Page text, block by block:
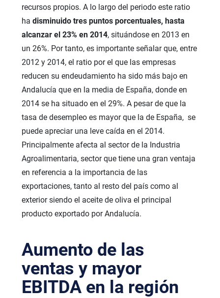
recursos propios. A lo largo del periodo este ratio
ha disminuido tres puntos porcentuales, hasta
alcanzar el 23% en 2014, situándose en 2013 en
un 26%. Por tanto, es importante señalar que, entre
2012 y 2014, el ratio por el que las empresas
reducen su endeudamiento ha sido más bajo en
Andalucía que en la media de España, donde en
2014 se ha situado en el 29%. A pesar de que la
tasa de desempleo es mayor que la de España, se
puede apreciar una leve caída en el 2014.
Principalmente afecta al sector de la Industria
Agroalimentaria, sector que tiene una gran ventaja
en referencia a la importancia de las
exportaciones, tanto al resto del país como al
exterior siendo el aceite de oliva el principal
producto exportado por Andalucía.
Aumento de las
ventas y mayor
EBITDA en la región